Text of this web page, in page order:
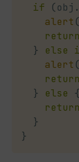
if
(obj .
alert (
return
}
else
alert (
return
}
else
{
return
}
}